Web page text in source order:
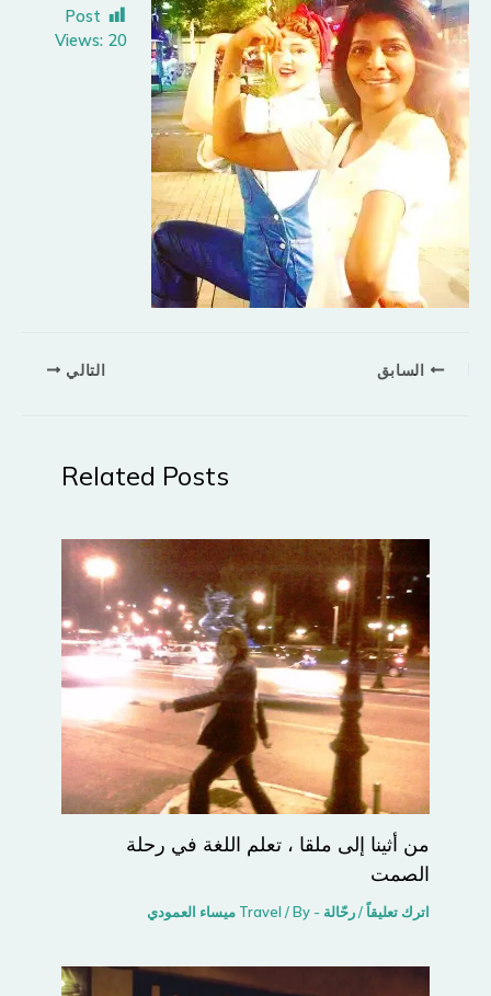
Post
Views: 20
السابق التالي
Related Posts
من أثينا إلى ملقا ، تعلم اللغة في رحلة
الصمت
اترك تعليقاً /رحّالة - Travel/ By ميساء العمودي